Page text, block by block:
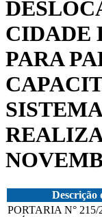
CIDADE
PARA
Descrição
PORTARIA N°